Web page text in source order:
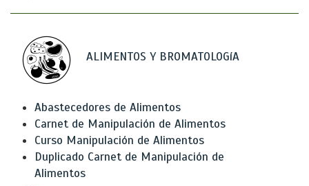
ALIMENTOS Y BROMATOLOGíA
Abastecedores de Alimentos
Carnet de Manipulación de Alimentos
Curso Manipulación de Alimentos
Duplicado Carnet de Manipulación de
Alimentos